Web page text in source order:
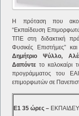
Η πρόταση που
“Εκπαίδευση
ΤΠΕ στη διδακτική
Φυσικές Επιστήμες”
Δημήτριο Ψύλλο,
Δαπόντε το καλοκαίρι
προγράμματος του
επιμορφωτών σε
Ε135 ώρες –